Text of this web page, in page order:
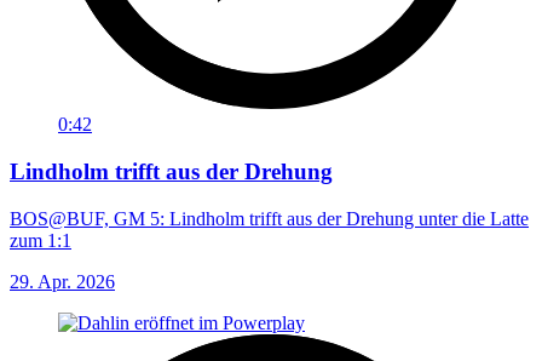
0:42
Lindholm trifft aus der Drehung
BOS@BUF, GM 5: Lindholm trifft aus der Drehung unter die Latte
zum 1:1
29. Apr. 2026